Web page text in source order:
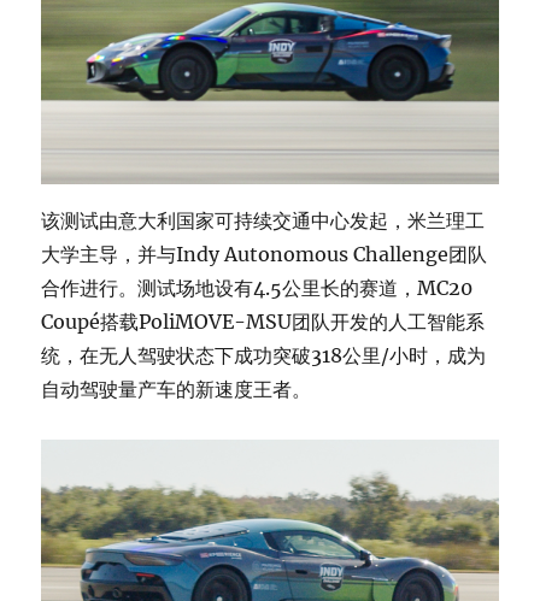
该测试由意大利国家可持续交通中心发起，米兰理工
大学主导，并与Indy Autonomous Challenge团队
合作进行。测试场地设有4.5公里长的赛道，MC20
Coupé搭载PoliMOVE-MSU团队开发的人工智能系
统，在无人驾驶状态下成功突破318公里/小时，成为
自动驾驶量产车的新速度王者。